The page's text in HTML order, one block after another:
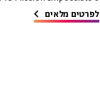
לפרטים מלאים